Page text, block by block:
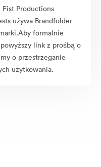
Fist Productions
używa Brandfolder
formalnie
link z prośbą o
o przestrzeganie
użytkowania.